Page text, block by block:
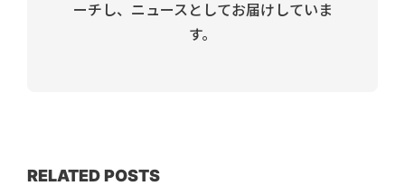
ーチし、ニュースとしてお届けしていま
す。
RELATED POSTS